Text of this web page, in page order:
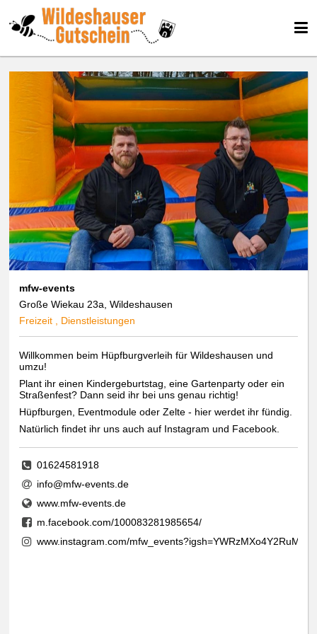
mfw-events
Große Wiekau 23a, Wildeshausen
Freizeit , Dienstleistungen
Willkommen beim Hüpfburgverleih für Wildeshausen und
umzu!
Plant ihr einen Kindergeburtstag, eine Gartenparty oder ein
Straßenfest? Dann seid ihr bei uns genau richtig!
Hüpfburgen, Eventmodule oder Zelte - hier werdet ihr fündig.
Natürlich findet ihr uns auch auf Instagram und Facebook.
01624581918
info@mfw-events.de
www.mfw-events.de
m.facebook.com/100083281985654/
www.instagram.com/mfw_events?igsh=YWRzMXo4Y2RuMnp6